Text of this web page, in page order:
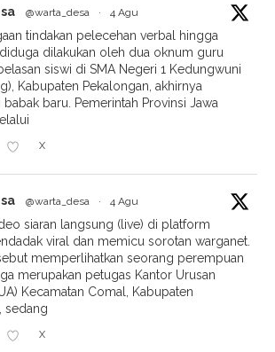
@warta_desa · 4 Agu
tindakan pelecehan verbal hingga
dilakukan oleh dua oknum guru
siswi di SMA Negeri 1 Kedungwuni
Kabupaten Pekalongan, akhirnya
babak baru. Pemerintah Provinsi Jawa
X
@warta_desa · 4 Agu
siaran langsung (live) di platform
viral dan memicu sorotan warganet.
memperlihatkan seorang perempuan
merupakan petugas Kantor Urusan
Kecamatan Comal, Kabupaten
sedang
X